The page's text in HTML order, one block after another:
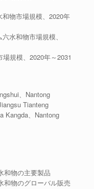
物市場規模、2020年
水和物市場規模、
規模、2020年～2031
、Nantong
Tianteng
Kangda、Nantong
物の主要製品
物のグローバル販売